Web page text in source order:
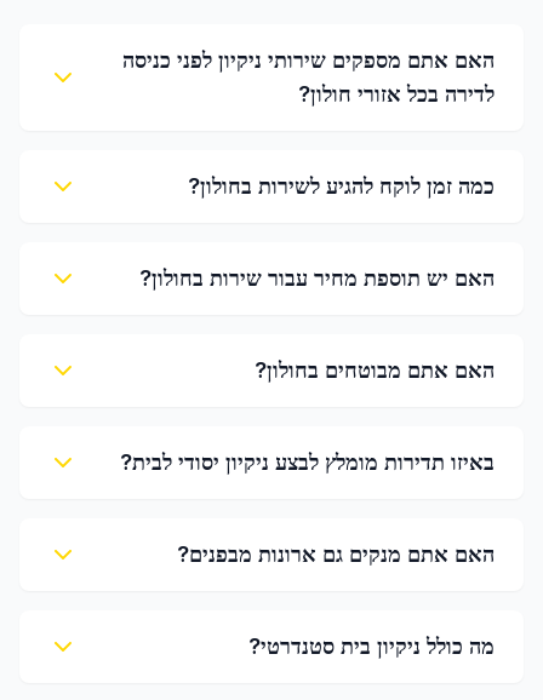
האם אתם מספקים שירותי ניקיון לפני כניסה
לדירה בכל אזורי חולון?
כמה זמן לוקח להגיע לשירות בחולון?
האם יש תוספת מחיר עבור שירות בחולון?
האם אתם מבוטחים בחולון?
באיזו תדירות מומלץ לבצע ניקיון יסודי לבית?
האם אתם מנקים גם ארונות מבפנים?
מה כולל ניקיון בית סטנדרטי?